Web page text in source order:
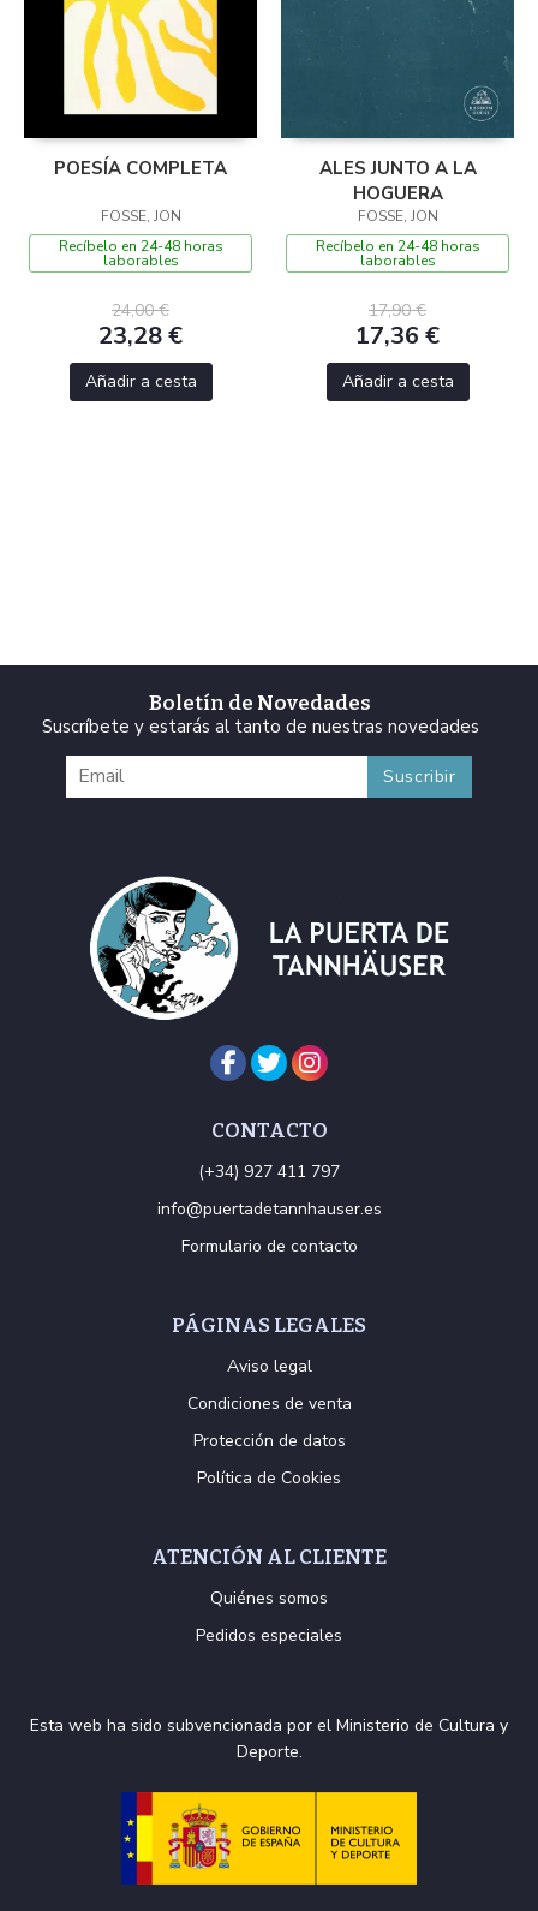
POESÍA COMPLETA
FOSSE, JON
Recíbelo en 24-48 horas
laborables
24,00 €
23,28 €
Añadir a cesta
ALES JUNTO A LA
HOGUERA
FOSSE, JON
Recíbelo en 24-48 horas
laborables
17,90 €
17,36 €
Añadir a cesta
Boletín de Novedades
Suscríbete y estarás al tanto de nuestras novedades
CONTACTO
(+34) 927 411 797
info@puertadetannhauser.es
Formulario de contacto
PÁGINAS LEGALES
Aviso legal
Condiciones de venta
Protección de datos
Política de Cookies
ATENCIÓN AL CLIENTE
Quiénes somos
Pedidos especiales
Esta web ha sido subvencionada por el Ministerio de Cultura y
Deporte.